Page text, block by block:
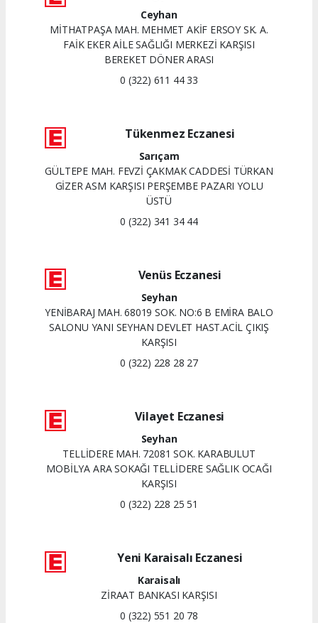
Ceyhan
MİTHATPAŞA MAH. MEHMET AKİF ERSOY SK. A.
FAİK EKER AİLE SAĞLIĞI MERKEZİ KARŞISI
BEREKET DÖNER ARASI
0 (322) 611 44 33
Tükenmez Eczanesi
Sarıçam
GÜLTEPE MAH. FEVZİ ÇAKMAK CADDESİ TÜRKAN
GİZER ASM KARŞISI PERŞEMBE PAZARI YOLU
ÜSTÜ
0 (322) 341 34 44
Venüs Eczanesi
Seyhan
YENİBARAJ MAH. 68019 SOK. NO:6 B EMİRA BALO
SALONU YANI SEYHAN DEVLET HAST.ACİL ÇIKIŞ
KARŞISI
0 (322) 228 28 27
Vilayet Eczanesi
Seyhan
TELLİDERE MAH. 72081 SOK. KARABULUT
MOBİLYA ARA SOKAĞI TELLİDERE SAĞLIK OCAĞI
KARŞISI
0 (322) 228 25 51
Yeni Karaisalı Eczanesi
Karaisalı
ZİRAAT BANKASI KARŞISI
0 (322) 551 20 78